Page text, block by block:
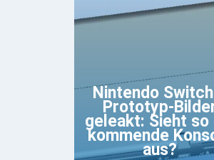
Nintendo
Prototyp-
geleakt: Sieht so
kommende
aus?